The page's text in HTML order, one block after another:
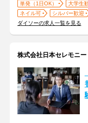
単発（1日OK） 大学生
ネイル可
シルバー歓迎
ダイソーの求人一覧を見る
株式会社日本セレモニ